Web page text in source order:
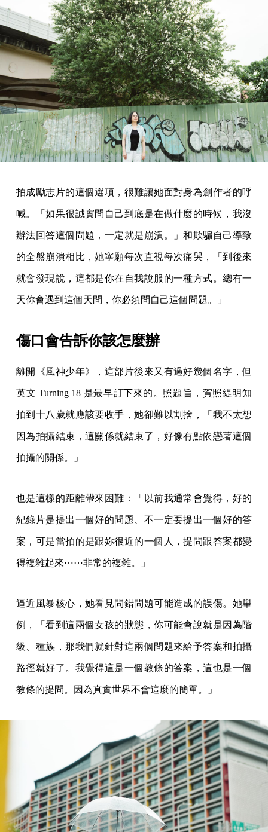
拍成勵志片的這個選項，很難讓她面對身為創作者的呼
喊。「如果很誠實問自己到底是在做什麼的時候，我沒
辦法回答這個問題，一定就是崩潰。」和欺騙自己導致
的全盤崩潰相比，她寧願每次直視每次痛哭，「到後來
就會發現說，這都是你在自我說服的一種方式。總有一
天你會遇到這個天問，你必須問自己這個問題。」
傷口會告訴你該怎麼辦
離開《風神少年》，這部片後來又有過好幾個名字，但
英文 Turning 18 是最早訂下來的。照題旨，賀照緹明知
拍到十八歲就應該要收手，她卻難以割捨，「我不太想
因為拍攝結束，這關係就結束了，好像有點依戀著這個
拍攝的關係。」
也是這樣的距離帶來困難：「以前我通常會覺得，好的
紀錄片是提出一個好的問題、不一定要提出一個好的答
案，可是當拍的是跟妳很近的一個人，提問跟答案都變
得複雜起來⋯⋯非常的複雜。」
逼近風暴核心，她看見問錯問題可能造成的誤傷。她舉
例，「看到這兩個女孩的狀態，你可能會說就是因為階
級、種族，那我們就針對這兩個問題來給予答案和拍攝
路徑就好了。我覺得這是一個教條的答案，這也是一個
教條的提問。因為真實世界不會這麼的簡單。」